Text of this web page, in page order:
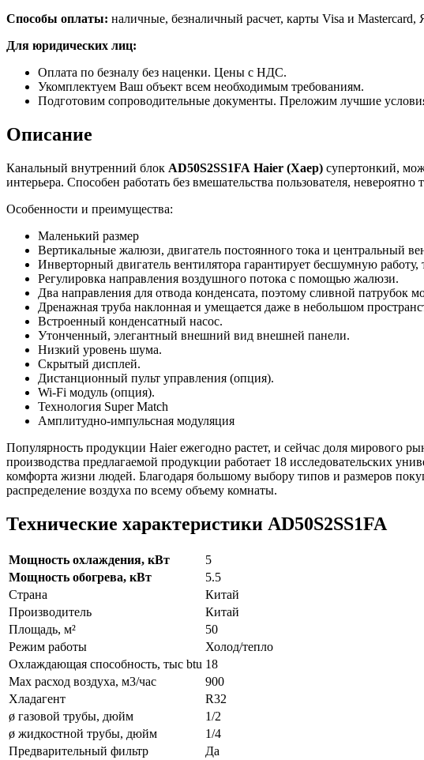
Способы оплаты: наличные, безналичный расчет, карты Visa и Mastercard,
Для юридических лиц:
Оплата по безналу без наценки. Цены с НДС.
Укомплектуем Ваш объект всем необходимым требованиям.
Подготовим сопроводительные документы. Преложим лучшие
Описание
Канальный внутренний блок AD50S2SS1FA Haier (Хаер) супертонкий,
интерьера. Способен работать без вмешательства пользователя,
Особенности и преимущества:
Маленький размер
Вертикальные жалюзи, двигатель постоянного тока и центральный
Инверторный двигатель вентилятора гарантирует бесшумную
Регулировка направления воздушного потока с помощью жалюзи.
Два направления для отвода конденсата, поэтому сливной патрубок
Дренажная труба наклонная и умещается даже в небольшом
Встроенный конденсатный насос.
Утонченный, элегантный внешний вид внешней панели.
Низкий уровень шума.
Скрытый дисплей.
Дистанционный пульт управления (опция).
Wi-Fi модуль (опция).
Технология Super Match
Амплитудно-импульсная модуляция
Популярность продукции Haier ежегодно растет, и сейчас доля мирового
производства предлагаемой продукции работает 18 исследовательских
комфорта жизни людей. Благодаря большому выбору типов и размеров
распределение воздуха по всему объему комнаты.
Технические характеристики AD50S2SS1FA
Мощность охлаждения, кВт
5
Мощность обогрева, кВт
5.5
Страна
Китай
Производитель
Китай
Площадь, м²
50
Режим работы
Холод/тепло
Охлаждающая способность, тыс btu 18
Max расход воздуха, м3/час
900
Хладагент
R32
ø газовой трубы, дюйм
1/2
ø жидкостной трубы, дюйм
1/4
Предварительный фильтр
Да